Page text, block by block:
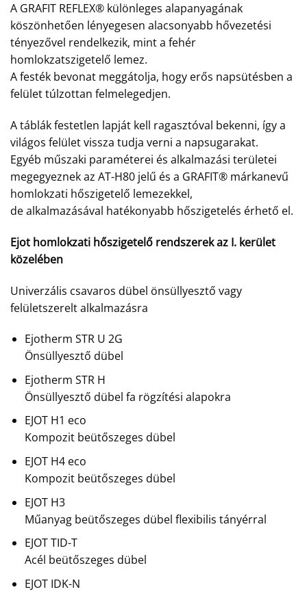
A GRAFIT REFLEX® különleges alapanyagának
köszönhetően lényegesen alacsonyabb hővezetési
tényezővel rendelkezik, mint a fehér
homlokzatszigetelő lemez.
A festék bevonat meggátolja, hogy erős napsütésben a
felület túlzottan felmelegedjen.
A táblák festetlen lapját kell ragasztóval bekenni, így a
világos felület vissza tudja verni a napsugarakat.
Egyéb műszaki paraméterei és alkalmazási területei
megegyeznek az AT-H80 jelű és a GRAFIT® márkanevű
homlokzati hőszigetelő lemezekkel,
de alkalmazásával hatékonyabb hőszigetelés érhető el.
Ejot homlokzati hőszigetelő rendszerek az I. kerület
közelében
Univerzális csavaros dübel önsüllyesztő vagy
felületszerelt alkalmazásra
Ejotherm STR U 2G
Önsüllyesztő dübel
Ejotherm STR H
Önsüllyesztő dübel fa rögzítési alapokra
EJOT H1 eco
Kompozit beütőszeges dübel
EJOT H4 eco
Kompozit beütőszeges dübel
EJOT H3
Műanyag beütőszeges dübel flexibilis tányérral
EJOT TID-T
Acél beütőszeges dübel
EJOT IDK-N